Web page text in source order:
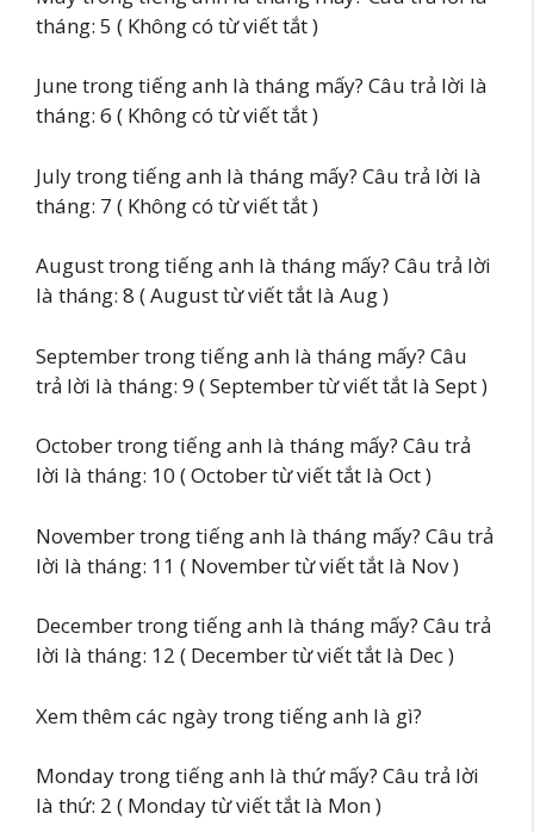
tháng: 5 ( Không có từ viết tắt )
June trong tiếng anh là tháng mấy? Câu trả lời là
tháng: 6 ( Không có từ viết tắt )
July trong tiếng anh là tháng mấy? Câu trả lời là
tháng: 7 ( Không có từ viết tắt )
August trong tiếng anh là tháng mấy? Câu trả lời
là tháng: 8 ( August từ viết tắt là Aug )
September trong tiếng anh là tháng mấy? Câu
trả lời là tháng: 9 ( September từ viết tắt là Sept )
October trong tiếng anh là tháng mấy? Câu trả
lời là tháng: 10 ( October từ viết tắt là Oct )
November trong tiếng anh là tháng mấy? Câu trả
lời là tháng: 11 ( November từ viết tắt là Nov )
December trong tiếng anh là tháng mấy? Câu trả
lời là tháng: 12 ( December từ viết tắt là Dec )
Xem thêm các ngày trong tiếng anh là gì?
Monday trong tiếng anh là thứ mấy? Câu trả lời
là thứ: 2 ( Monday từ viết tắt là Mon )